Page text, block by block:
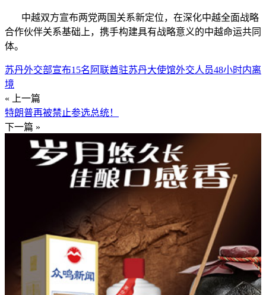
中越双方宣布两党两国关系新定位，在深化中越全面战略
合作伙伴关系基础上，携手构建具有战略意义的中越命运共同
体。
苏丹外交部宣布15名阿联酋驻苏丹大使馆外交人员48小时内离
境
« 上一篇
特朗普再被禁止参选总统！
下一篇 »